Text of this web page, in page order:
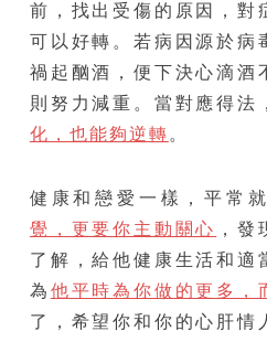
前，找出受傷的原因，對
可以好轉。若病因源於病
禍起酗酒，便下決心滴酒
則努力減重。當對應得法
化，也能夠逆轉 。
健康和戀愛一樣，平常
覺，更要你主動關心 ，發
了解，給他健康生活和適
為 他平時為你做的更多，
了，希望你和你的心肝情